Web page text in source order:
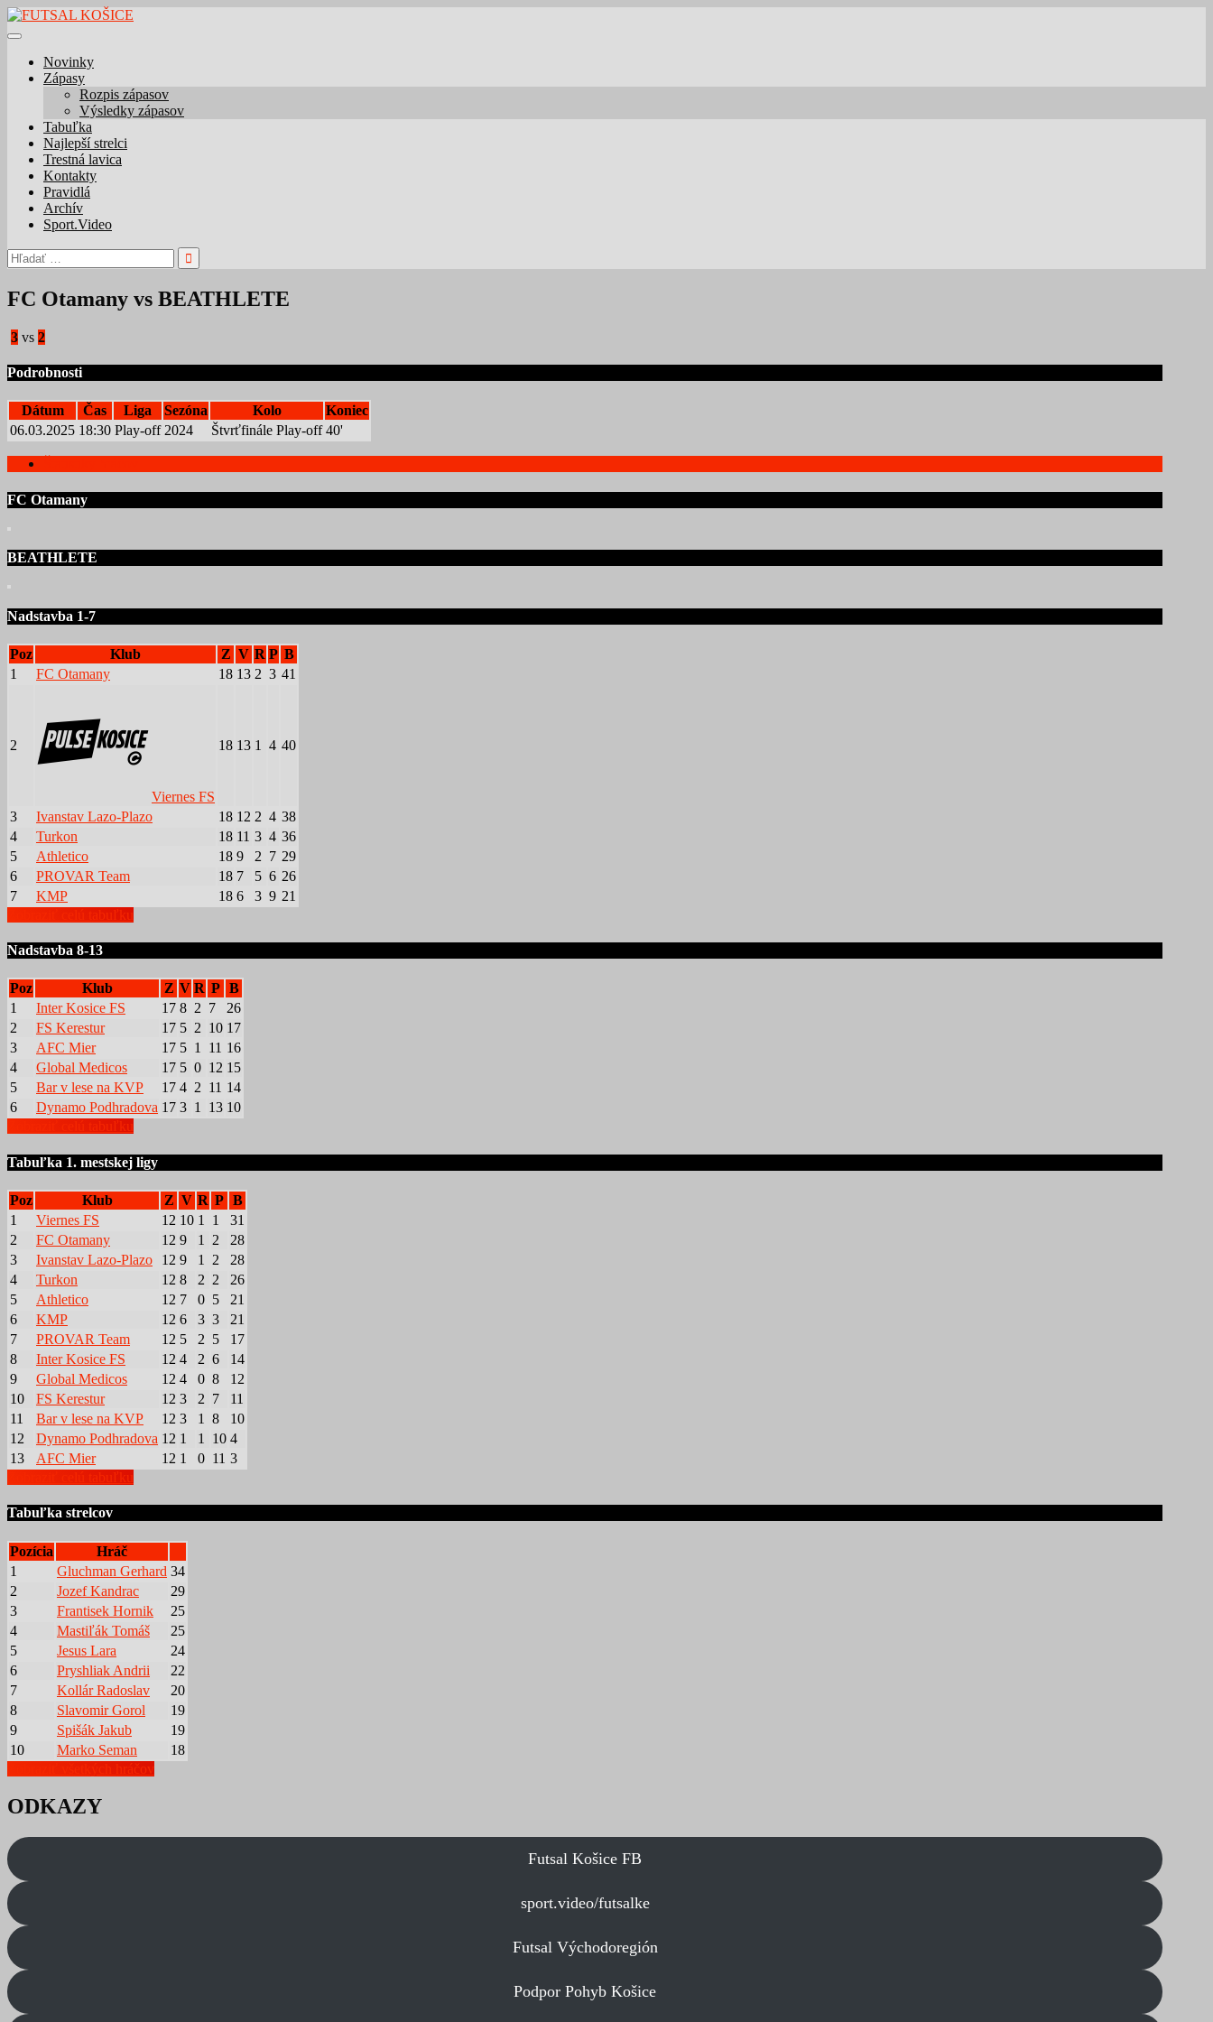
Skip
to
Novinky
Zápasy
Rozpis zápasov
Výsledky zápasov
Tabuľka
Najlepší strelci
Trestná lavica
Kontakty
Pravidlá
Archív
Sport.Video
Hľadať:
FC Otamany vs BEATHLETE
3 vs 2
Podrobnosti
Dátum Čas Liga Sezóna Kolo
Koniec
06.03.2025 18:30 Play-off 2024 Štvrťfinále Play-off 40'
FC Otamany
BEATHLETE
Nadstavba 1-7
Poz Klub Z V R P B
1
FC Otamany 18 13 2 3 41
2
Viernes FS
18 13 1 4 40
3 Ivanstav Lazo-Plazo 18 12 2 4 38
4
Turkon 18 11 3 4 36
5
Athletico 18 9 2 7 29
6
PROVAR Team 18 7 5 6 26
7
KMP 18 6 3 9 21
Nadstavba 8-13
Poz Klub Z V R P B
1
Inter Kosice FS 17 8 2 7
26
2
FS Kerestur 17 5 2 10 17
3
AFC Mier 17 5 1 11 16
4
Global Medicos 17 5 0 12 15
5
Bar v lese na KVP 17 4 2 11 14
6
Dynamo Podhradova 17 3 1 13 10
Tabuľka 1. mestskej ligy
Poz Klub Z V R P B
1
Viernes FS 12 10 1 1
31
2
FC Otamany 12 9 1 2
28
3
Ivanstav Lazo-Plazo 12 9 1 2
28
4
Turkon 12 8 2 2
26
5
Athletico 12 7 0 5
21
6
KMP 12 6 3 3
21
7
PROVAR Team 12 5 2 5
17
8
Inter Kosice FS 12 4 2 6
14
9
Global Medicos 12 4 0 8
12
10
FS Kerestur 12 3 2 7
11
11
Bar v lese na KVP 12 3 1 8
10
12
Dynamo Podhradova 12 1 1 10 4
13
AFC Mier 12 1 0 11 3
Tabuľka strelcov
Pozícia
Hráč
1
Gluchman Gerhard 34
2
Jozef Kandrac
29
3
Frantisek Hornik
25
4
Mastiľák Tomáš
25
5
Jesus Lara
24
6
Pryshliak Andrii
22
7
Kollár Radoslav
20
8
Slavomir Gorol
19
9
Spišák Jakub
19
10
Marko Seman
18
Zobraziť všetkých hráčov
ODKAZY
Futsal Košice FB
sport.video/futsalke
Futsal Východoregión
Podpor Pohyb Košice